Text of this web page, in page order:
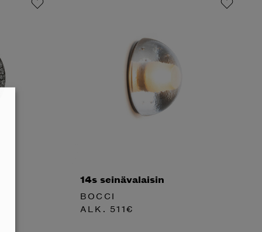
14s seinävalaisin
BOCCI
ALK. 511€